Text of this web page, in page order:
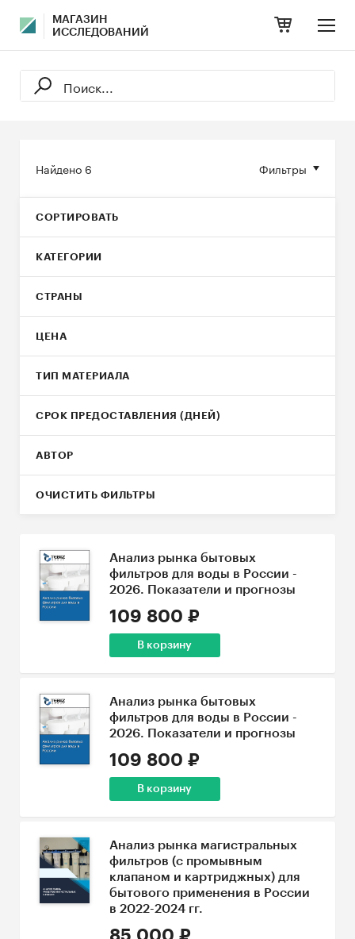
МАГАЗИН
ИССЛЕДОВАНИЙ
Фильтры
Найдено 6
СОРТИРОВАТЬ
КАТЕГОРИИ
СТРАНЫ
ЦЕНА
ТИП МАТЕРИАЛА
СРОК ПРЕДОСТАВЛЕНИЯ (ДНЕЙ)
АВТОР
ОЧИСТИТЬ ФИЛЬТРЫ
Анализ рынка бытовых
фильтров для воды в России -
2026. Показатели и прогнозы
109 800 ₽
В корзину
Анализ рынка бытовых
фильтров для воды в России -
2026. Показатели и прогнозы
109 800 ₽
В корзину
Анализ рынка магистральных
фильтров (с промывным
клапаном и картриджных) для
бытового применения в России
в 2022-2024 гг.